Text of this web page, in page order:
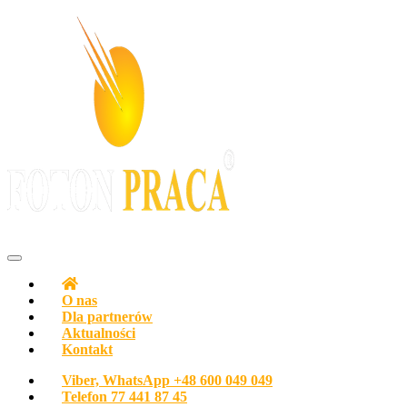
O nas
Dla partnerów
Aktualności
Kontakt
Viber, WhatsApp +48 600 049 049
Telefon 77 441 87 45